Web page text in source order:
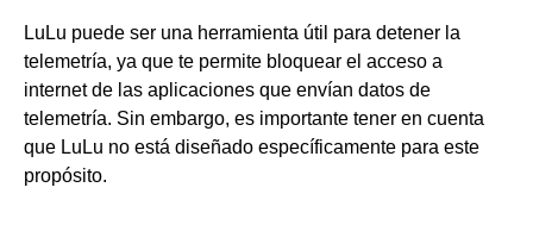
LuLu puede ser una herramienta útil para detener la
telemetría, ya que te permite bloquear el acceso a
internet de las aplicaciones que envían datos de
telemetría. Sin embargo, es importante tener en cuenta
que LuLu no está diseñado específicamente para este
propósito.